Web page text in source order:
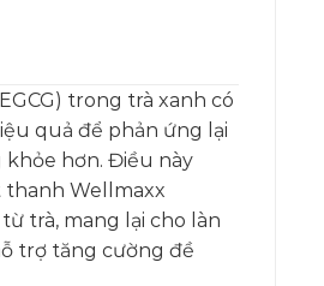
trong trà xanh có
quả để phản ứng lại
khỏe hơn. Điều này
Wellmaxx
trà, mang lại cho làn
trợ tăng cường đề